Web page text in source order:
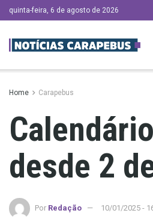
quinta-feira, 6 de agosto de 2026
Home Carapebus
desde 2
Por Redação 10/01/2025 -